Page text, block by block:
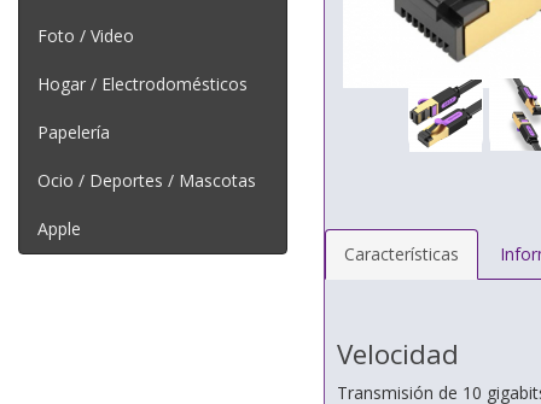
Foto / Video
Hogar / Electrodomésticos
Papelería
Ocio / Deportes / Mascotas
Apple
Características
Velocidad
Transmisión de 10